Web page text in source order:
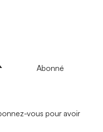
Abonné
vous pour avoir